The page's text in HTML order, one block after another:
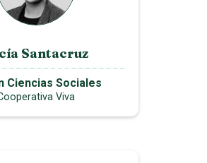
Santacruz
Ciencias Sociales
Viva